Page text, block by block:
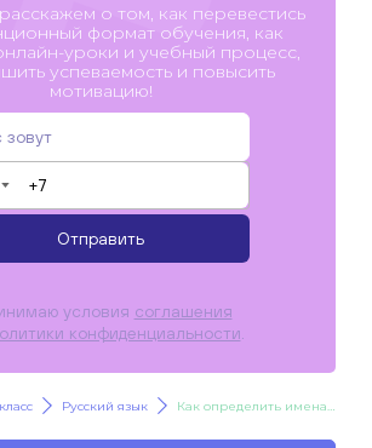
о том, как перевестись
формат обучения, как
уроки и учебный процесс,
успеваемость и повысить
мотивацию!
▼
Отправить
условия соглашения
конфиденциальности
Русский язык Как определить имена прилагательные. Роль прилагательных в тексте. Текст-описание. Учимся писать сочинение